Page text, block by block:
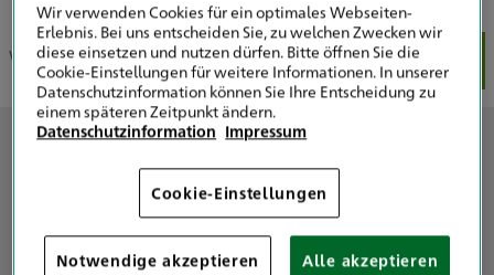
Wir über uns Unser Team Unsere Schwerpunkte
Wir sind Ihre Spezialisten für Versicherung, Vorsorge und
Risikomanagement
Wir verwenden Cookies für ein optimales Webseiten-
Erlebnis. Bei uns entscheiden Sie, zu welchen Zwecken wir
diese einsetzen und nutzen dürfen. Bitte öffnen Sie die
Cookie-Einstellungen für weitere Informationen. In unserer
Datenschutzinformation können Sie Ihre Entscheidung zu
einem späteren Zeitpunkt ändern.
Datenschutzinformation Impressum
Cookie-Einstellungen
Notwendige akzeptieren Alle akzeptieren